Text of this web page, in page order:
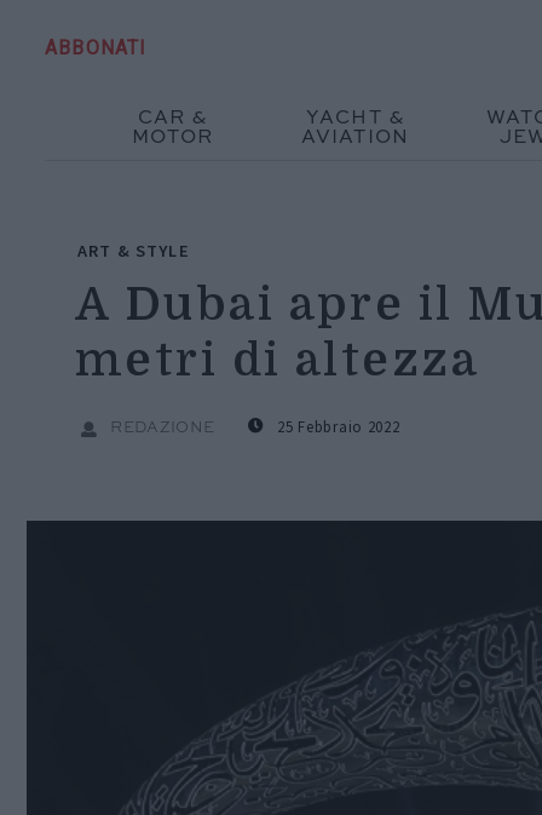
ABBONATI
CAR &
MOTOR
YACHT &
AVIATION
ART & STYLE
A Dubai apre il
metri di altezza
REDAZIONE 25 Febbraio 2022